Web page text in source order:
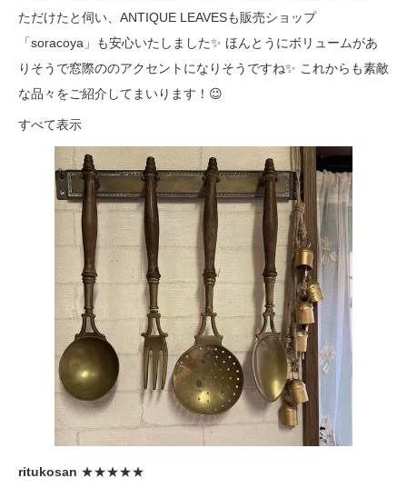
ただけたと伺い、ANTIQUE LEAVESも販売ショップ
「soracoya」も安心いたしました✨ ほんとうにボリュームがあ
りそうで窓際ののアクセントになりそうですね✨ これからも素敵
な品々をご紹介してまいります！😉
すべて表示
ritukosan ★★★★★